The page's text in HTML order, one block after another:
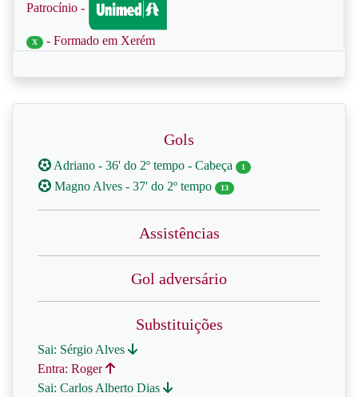
Patrocínio -
X - Formado em Xerém
Gols
Adriano - 36' do 2º tempo - Cabeça 1
Magno Alves - 37' do 2º tempo 13
Assistências
Gol adversário
Substituições
Sai: Sérgio Alves
Entra: Roger
Sai: Carlos Alberto Dias